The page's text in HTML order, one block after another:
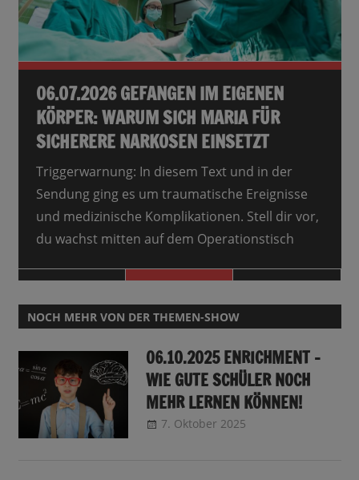
03.08.2026: DER AI ACT IST IN KRAFT
Gestern trat der EU AI Act offiziell in Kraft – ein
Meilenstein für die Regulierung künstlicher
Intelligenz. Doch was bedeutet das für Euch? In
dieser
06.07.2026 GEFANGEN IM EIGENEN
KÖRPER: WARUM SICH MARIA FÜR
SICHERERE NARKOSEN EINSETZT
Triggerwarnung: In diesem Text und in der
Sendung ging es um traumatische Ereignisse
und medizinische Komplikationen. Stell dir vor,
du wachst mitten auf dem Operationstisch
01.06.2026 NEUES UND
BEMERKENSWERTES
Von einer scheinbaren Bombe über
Benzinpreise bis hin zum Geldverdienen mit
dem eigenen Elektroauto – Christoph Rothe
hat für Euch spannende Neuigkeiten gefunden
und darüber
NOCH MEHR VON DER THEMEN-SHOW
06.10.2025 ENRICHMENT –
WIE GUTE SCHÜLER NOCH
MEHR LERNEN KÖNNEN!
7. Oktober 2025